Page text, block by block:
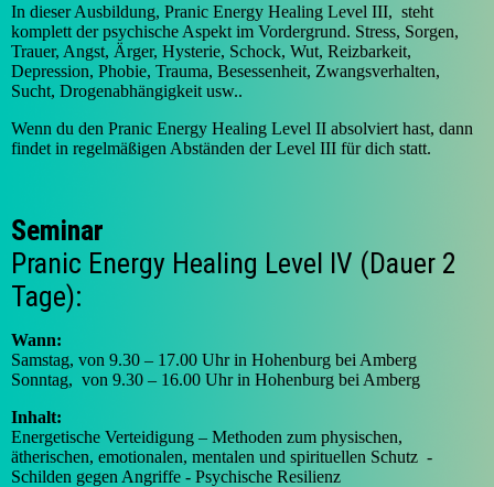
In dieser Ausbildung, Pranic Energy Healing Level III, steht
komplett der psychische Aspekt im Vordergrund. Stress, Sorgen,
Trauer, Angst, Ärger, Hysterie, Schock, Wut, Reizbarkeit,
Depression, Phobie, Trauma, Besessenheit, Zwangsverhalten,
Sucht, Drogenabhängigkeit usw..
Wenn du den Pranic Energy Healing Level II absolviert hast, dann
findet in regelmäßigen Abständen der Level III für dich statt.
Seminar
Pranic Energy Healing Level IV (Dauer 2
Tage):
Wann:
Samstag, von 9.30 – 17.00 Uhr in Hohenburg bei Amberg
Sonntag, von 9.30 – 16.00 Uhr in Hohenburg bei Amberg
Inhalt:
Energetische Verteidigung – Methoden zum physischen,
ätherischen, emotionalen, mentalen und spirituellen Schutz -
Schilden gegen Angriffe - Psychische Resilienz